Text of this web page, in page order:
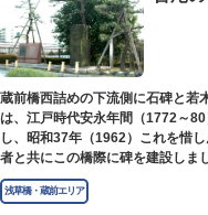
蔵前橋西詰めの下流側に石碑と若
は、江戸時代安永年間（1772～
し、昭和37年（1962）これを惜
者と共にこの橋際に碑を建設しま
浅草橋・蔵前エリア